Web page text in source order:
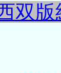
双版